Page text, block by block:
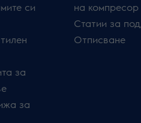
си
за
за
на компресор
Статии за
Отписване